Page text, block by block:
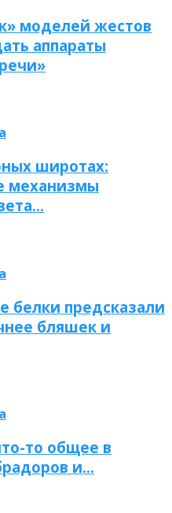
моделей жестов
аппараты
широтах:
механизмы
белки предсказали
бляшек и
то общее в
и…